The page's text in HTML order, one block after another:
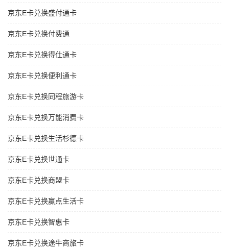
京东E卡兑换盛付通卡
京东E卡兑换付费通
京东E卡兑换得仕通卡
京东E卡兑换便利通卡
京东E卡兑换同程旅游卡
京东E卡兑换万能消费卡
京东E卡兑换生活杉德卡
京东E卡兑换世通卡
京东E卡兑换商盟卡
京东E卡兑换赢点生活卡
京东E卡兑换智惠卡
京东E卡兑换途牛商旅卡